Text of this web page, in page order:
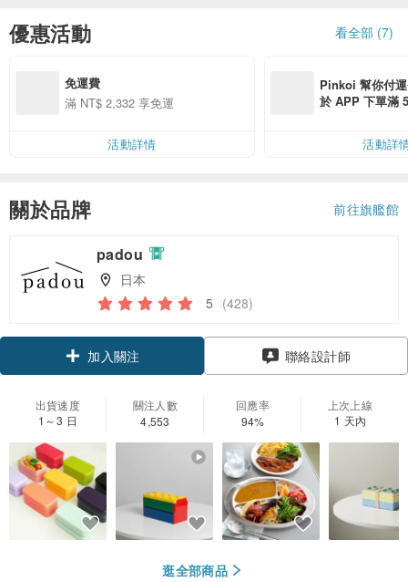
優惠活動 看全部 (7)
免運費
滿 NT$ 2,332 享免運
活動詳情
Pinkoi 幫你付
於 APP 下單滿
活動詳
關於品牌 前往旗艦館
padou
日本
5 (428)
領優惠券
加入關注 聯絡設計師
出貨速度
1～3 日
關注人數
4,553
回應率
94%
上次上線
1 天內
逛全部商品